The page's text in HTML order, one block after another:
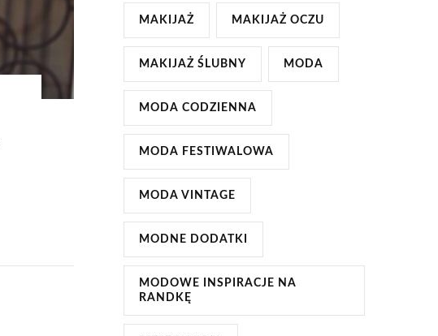
MAKIJAŻ MAKIJAŻ OCZU
MAKIJAŻ ŚLUBNY MODA
MODA CODZIENNA
MODA FESTIWALOWA
MODA VINTAGE
MODNE DODATKI
MODOWE INSPIRACJE NA
RANDKĘ